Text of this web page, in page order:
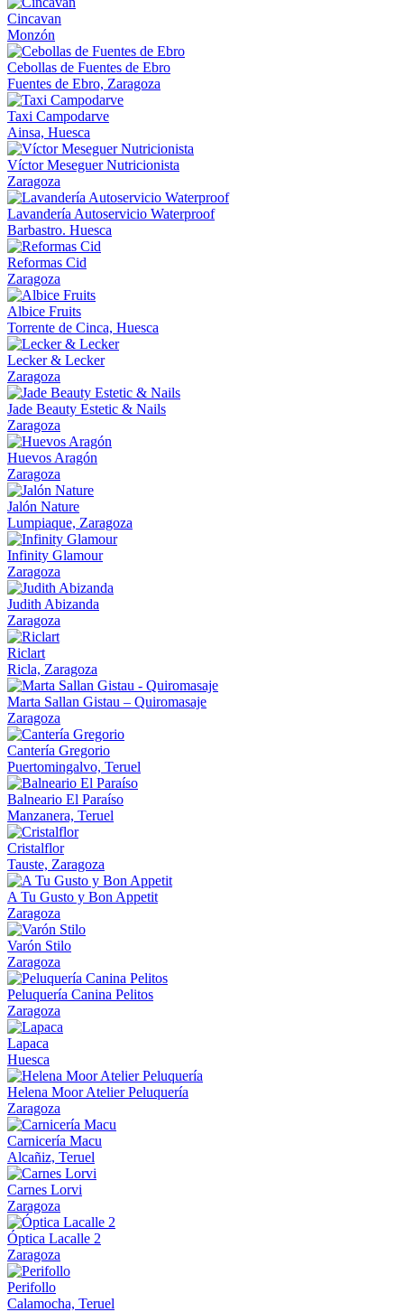
Cincavan
Monzón
Cebollas de Fuentes de Ebro
Fuentes de Ebro, Zaragoza
Taxi Campodarve
Ainsa, Huesca
Víctor Meseguer Nutricionista
Zaragoza
Lavandería Autoservicio Waterproof
Barbastro. Huesca
Reformas Cid
Zaragoza
Albice Fruits
Torrente de Cinca, Huesca
Lecker & Lecker
Zaragoza
Jade Beauty Estetic & Nails
Zaragoza
Huevos Aragón
Zaragoza
Jalón Nature
Lumpiaque, Zaragoza
Infinity Glamour
Zaragoza
Judith Abizanda
Zaragoza
Riclart
Ricla, Zaragoza
Marta Sallan Gistau – Quiromasaje
Zaragoza
Cantería Gregorio
Puertomingalvo, Teruel
Balneario El Paraíso
Manzanera, Teruel
Cristalflor
Tauste, Zaragoza
A Tu Gusto y Bon Appetit
Zaragoza
Varón Stilo
Zaragoza
Peluquería Canina Pelitos
Zaragoza
Lapaca
Huesca
Helena Moor Atelier Peluquería
Zaragoza
Carnicería Macu
Alcañiz, Teruel
Carnes Lorvi
Zaragoza
Óptica Lacalle 2
Zaragoza
Perifollo
Calamocha, Teruel